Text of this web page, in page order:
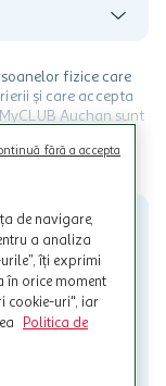
fizice care
și care accepta
Auchan sunt
perioada promotiei.
Auchan
sau pentru alte
Conditii. Auchan
in perioada in
sunt efectuate
al Cardului.
de navigare,
a analiza
îți exprimi
în orice moment
cookie-uri", iar
Politica de
fără a accepta